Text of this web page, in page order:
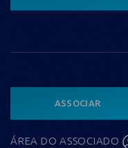
ASSOCIAR
ÁREA DO ASSOCIADO